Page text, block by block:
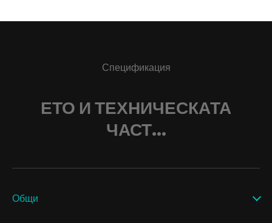
Спецификация
ЕТО И ТЕХНИЧЕСКАТА
ЧАСТ...
Общи